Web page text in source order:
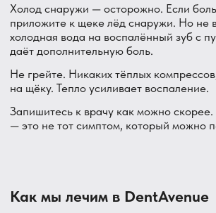
выйдет за корень — образуется киста, абсцесс. Это уже
сложнее и дороже. Иногда — потеря зуба.
Зуб перестал болеть сам по себе — значит, прошло?
Нет. Скорее всего, нерв отмер. Боль исчезает, но
воспаление у корня продолжается в хронической форме.
к стоматологу, даже если боль ушла.
Где в Парголово лечат зуб, который болит от
В стоматологии DentAvenue: посёлок Парголово, улица
Валерия Гаврилина, 3, корпус 1. Главный врач — Болгов
Александр Сергеевич. Приём по записи — стараемся
Почему пациенты из Парголово
выбирают DentAvenue